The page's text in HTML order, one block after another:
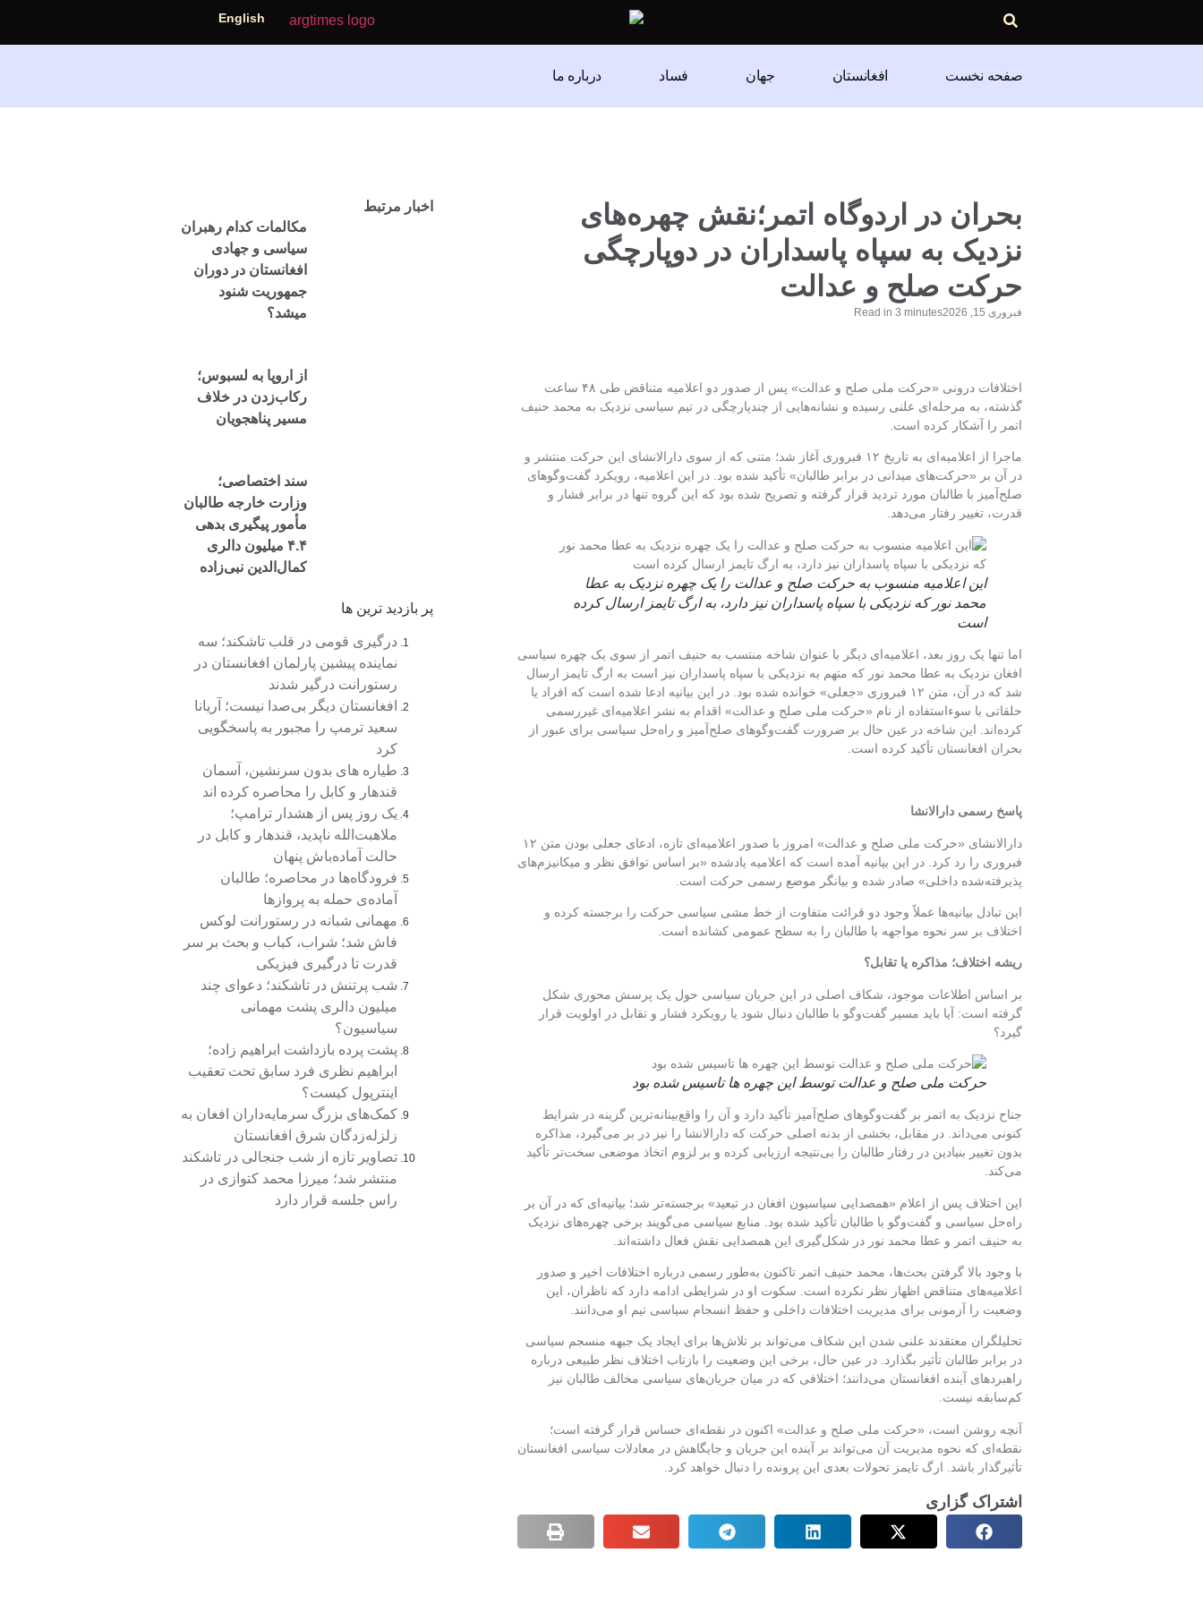
English
صفحه نخست افغانستان جهان فساد درباره ما
بحران در اردوگاه اتمر؛نقش چهره‌های
نزدیک به سپاه پاسداران در دوپارچگی
حرکت صلح و عدالت
فبروری 15, 2026 Read in3 minutes
اختلافات درونی «حرکت ملی صلح و عدالت» پس از صدور دو اعلامیه متناقض طی ۴۸ ساعت
گذشته، به مرحله‌ای علنی رسیده و نشانه‌هایی از چندپارچگی در تیم سیاسی نزدیک به محمد حنیف
اتمر را آشکار کرده است.
ماجرا از اعلامیه‌ای به تاریخ ۱۲ فبروری آغاز شد؛ متنی که از سوی دارالانشای این حرکت منتشر و
در آن بر «حرکت‌های میدانی در برابر طالبان» تأکید شده بود. در این اعلامیه، رویکرد گفت‌وگوهای
صلح‌آمیز با طالبان مورد تردید قرار گرفته و تصریح شده بود که این گروه تنها در برابر فشار و
قدرت، تغییر رفتار می‌دهد.
این اعلامیه منسوب به حرکت صلح و عدالت را یک چهره نزدیک به عطا
محمد نور که نزدیکی با سپاه پاسداران نیز دارد، به ارگ تایمز ارسال کرده
است
اما تنها یک روز بعد، اعلامیه‌ای دیگر با عنوان شاخه منتسب به حنیف اتمر از سوی یک چهره سیاسی
افغان نزدیک به عطا محمد نور که متهم به نزدیکی با سپاه پاسداران نیز است به ارگ تایمز ارسال
شد که در آن، متن ۱۲ فبروری «جعلی» خوانده شده بود. در این بیانیه ادعا شده است که افراد یا
حلقاتی با سوءاستفاده از نام «حرکت ملی صلح و عدالت» اقدام به نشر اعلامیه‌ای غیررسمی
کرده‌اند. این شاخه در عین حال بر ضرورت گفت‌وگوهای صلح‌آمیز و راه‌حل سیاسی برای عبور از
بحران افغانستان تأکید کرده است.
پاسخ رسمی دارالانشا
دارالانشای «حرکت ملی صلح و عدالت» امروز با صدور اعلامیه‌ای تازه، ادعای جعلی بودن متن ۱۲
فبروری را رد کرد. در این بیانیه آمده است که اعلامیه یادشده «بر اساس توافق نظر و میکانیزم‌های
پذیرفته‌شده داخلی» صادر شده و بیانگر موضع رسمی حرکت است.
این تبادل بیانیه‌ها عملاً وجود دو قرائت متفاوت از خط مشی سیاسی حرکت را برجسته کرده و
اختلاف بر سر نحوه مواجهه با طالبان را به سطح عمومی کشانده است.
ریشه اختلاف؛ مذاکره یا تقابل؟
بر اساس اطلاعات موجود، شکاف اصلی در این جریان سیاسی حول یک پرسش محوری شکل
گرفته است: آیا باید مسیر گفت‌وگو با طالبان دنبال شود یا رویکرد فشار و تقابل در اولویت قرار
گیرد؟
حرکت ملی صلح و عدالت توسط این چهره ها تاسیس شده بود
جناح نزدیک به اتمر بر گفت‌وگوهای صلح‌آمیز تأکید دارد و آن را واقع‌بینانه‌ترین گزینه در شرایط
کنونی می‌داند. در مقابل، بخشی از بدنه اصلی حرکت که دارالانشا را نیز در بر می‌گیرد، مذاکره
بدون تغییر بنیادین در رفتار طالبان را بی‌نتیجه ارزیابی کرده و بر لزوم اتخاذ موضعی سخت‌تر تأکید
می‌کند.
این اختلاف پس از اعلام «همصدایی سیاسیون افغان در تبعید» برجسته‌تر شد؛ بیانیه‌ای که در آن بر
راه‌حل سیاسی و گفت‌وگو با طالبان تأکید شده بود. منابع سیاسی می‌گویند برخی چهره‌های نزدیک
به حنیف اتمر و عطا محمد نور در شکل‌گیری این همصدایی نقش فعال داشته‌اند.
با وجود بالا گرفتن بحث‌ها، محمد حنیف اتمر تاکنون به‌طور رسمی درباره اختلافات اخیر و صدور
اعلامیه‌های متناقض اظهار نظر نکرده است. سکوت او در شرایطی ادامه دارد که ناظران، این
وضعیت را آزمونی برای مدیریت اختلافات داخلی و حفظ انسجام سیاسی تیم او می‌دانند.
تحلیلگران معتقدند علنی شدن این شکاف می‌تواند بر تلاش‌ها برای ایجاد یک جبهه منسجم سیاسی
در برابر طالبان تأثیر بگذارد. در عین حال، برخی این وضعیت را بازتاب اختلاف نظر طبیعی درباره
راهبردهای آینده افغانستان می‌دانند؛ اختلافی که در میان جریان‌های سیاسی مخالف طالبان نیز
کم‌سابقه نیست.
آنچه روشن است، «حرکت ملی صلح و عدالت» اکنون در نقطه‌ای حساس قرار گرفته است؛
نقطه‌ای که نحوه مدیریت آن می‌تواند بر آینده این جریان و جایگاهش در معادلات سیاسی افغانستان
تأثیرگذار باشد. ارگ تایمز تحولات بعدی این پرونده را دنبال خواهد کرد.
اشتراک گزاری
اخبار مرتبط
مکالمات کدام رهبران
سیاسی و جهادی
افغانستان در دوران
جمهوریت شنود
میشد؟
از اروپا به لسبوس؛
رکاب‌زدن در خلاف
مسیر پناهجویان
سند اختصاصی؛
وزارت خارجه طالبان
مأمور پیگیری بدهی
۴.۴ میلیون دالری
کمال‌الدین نبی‌زاده
پر بازدید ترین ها
درگیری قومی در قلب تاشکند؛ سه
نماینده پیشین پارلمان افغانستان در
رستورانت درگیر شدند
افغانستان دیگر بی‌صدا نیست؛ آریانا
سعید ترمپ را مجبور به پاسخگویی
کرد
طیاره های بدون سرنشین، آسمان
قندهار و کابل را محاصره کرده اند
یک روز پس از هشدار ترامپ؛
ملاهبت‌الله ناپدید، قندهار و کابل در
حالت آماده‌باش پنهان
فرودگاه‌ها در محاصره؛ طالبان
آماده‌ی حمله به پروازها
مهمانی شبانه در رستورانت لوکس
فاش شد؛ شراب، کباب و بحث بر سر
قدرت تا درگیری فیزیکی
شب پرتنش در تاشکند؛ دعوای چند
میلیون دالری پشت مهمانی
سیاسیون؟
پشت پرده بازداشت ابراهیم زاده؛
ابراهیم نظری فرد سابق تحت تعقیب
اینترپول کیست؟
کمک‌های بزرگ سرمایه‌داران افغان به
زلزله‌زدگان شرق افغانستان
تصاویر تازه از شب جنجالی در تاشکند
منتشر شد؛ میرزا محمد کتوازی در
راس جلسه قرار دارد